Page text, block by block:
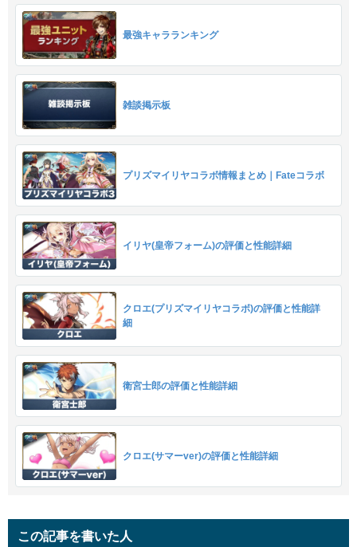
最強キャラランキング
雑談掲示板
プリズマイリヤコラボ情報まとめ｜Fateコラボ
イリヤ(皇帝フォーム)の評価と性能詳細
クロエ(プリズマイリヤコラボ)の評価と性能詳
細
衛宮士郎の評価と性能詳細
クロエ(サマーver)の評価と性能詳細
この記事を書いた人